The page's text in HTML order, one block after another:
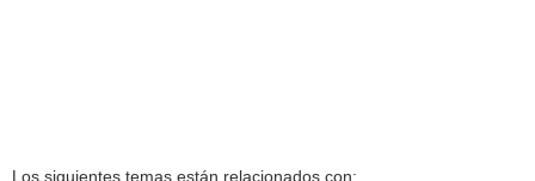
Los siguientes temas están relacionados con: